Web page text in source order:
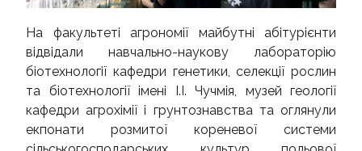
На факультеті агрономії майбутні абітурієнти
відвідали навчально-наукову лабораторію
біотехнології кафедри генетики, селекції рослин
та біотехнології імені І.І. Чучмія, музей геології
кафедри агрохімії і грунтознавства та оглянули
екпонати розмитої кореневої системи